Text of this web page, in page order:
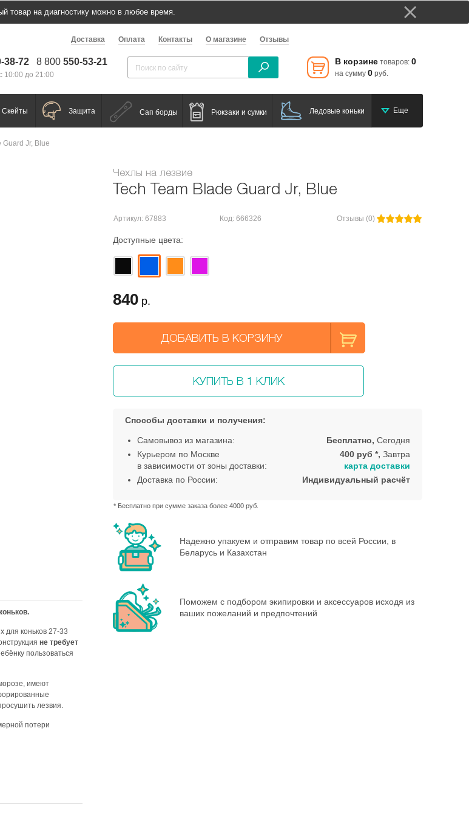
товар на диагностику можно в любое время.
Доставка Оплата Контакты О магазине Отзывы
В корзине товаров: 0
на сумму 0 руб.
38-72 8 800 550-53-21
10:00 до 21:00
Скейты Защита Сап борды Рюкзаки и сумки Ледовые коньки Еще
Jr, Blue
для коньков 27-33
не требует
пользоваться
имеют
лезвия.
потери
Чехлы на лезвие
Tech Team Blade Guard Jr, Blue
Артикул: 67883 Код: 666326 Отзывы (0)
Доступные цвета:
840 р.
ДОБАВИТЬ В КОРЗИНУ
КУПИТЬ В 1 КЛИК
Способы доставки и получения:
Самовывоз из магазина: Бесплатно, Сегодня
Курьером по Москве
в зависимости от зоны доставки:
400 руб *, Завтра
* Бесплатно при сумме заказа более 4000 руб.
карта доставки
Доставка по России:
Индивидуальный расчёт
Надежно упакуем и отправим товар по всей России, в
Беларусь и Казахстан
Поможем с подбором экипировки и аксессуаров исходя из
ваших пожеланий и предпочтений